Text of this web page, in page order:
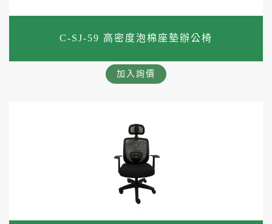
C-SJ-59 高密度泡棉座墊辦公椅
加入詢價